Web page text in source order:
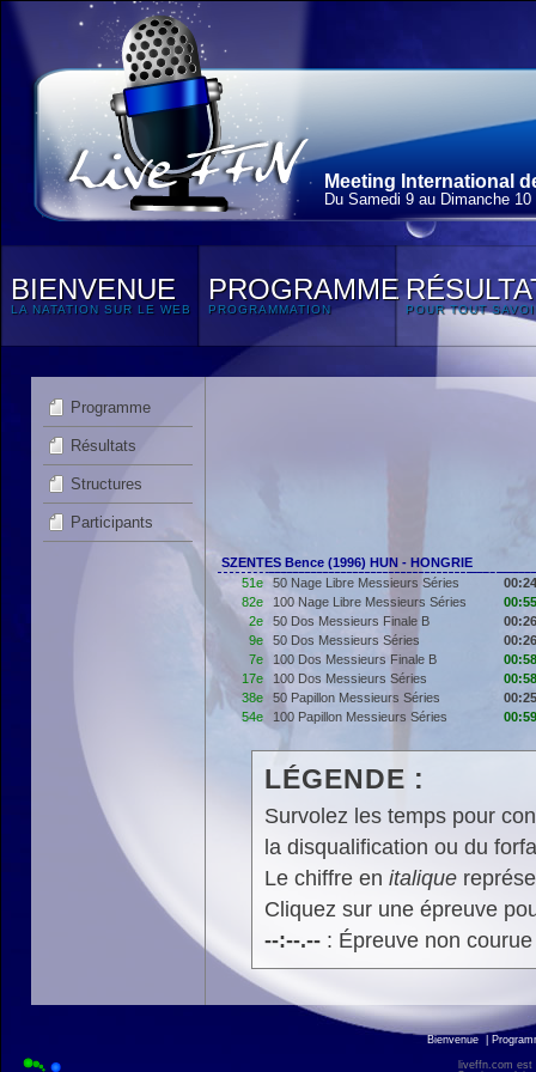
Meeting International
Du Samedi 9 au Dimanche
BIENVENUE
LA NATATION SUR LE WEB
PROGRAMME
PROGRAMMATION POUR TOUT
Programme
Résultats
Structures
Participants
SZENTES Bence (1996) HUN - HONGRIE
51e
50 Nage Libre Messieurs Séries
82e
100 Nage Libre Messieurs Séries
2e
50 Dos Messieurs Finale B
9e
50 Dos Messieurs Séries
7e
100 Dos Messieurs Finale B
17e
100 Dos Messieurs Séries
38e
50 Papillon Messieurs Séries
54e
100 Papillon Messieurs Séries
LÉGENDE :
Survolez les temps pour
la disqualification ou du
Le chiffre en italique
Cliquez sur une épreuve
--:--.--: Épreuve non
Bienvenue
liveffn.com est